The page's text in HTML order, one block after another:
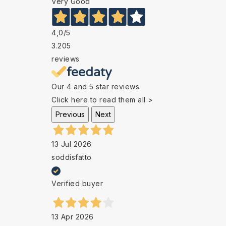
4,0/5
3.205
reviews
Our 4 and 5 star reviews.
Click here to read them all >
Previous
Next
13 Jul 2026
soddisfatto
Verified buyer
13 Apr 2026